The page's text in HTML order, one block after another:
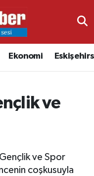
Ekonomi
ve
ve Spor
coşkusuyla